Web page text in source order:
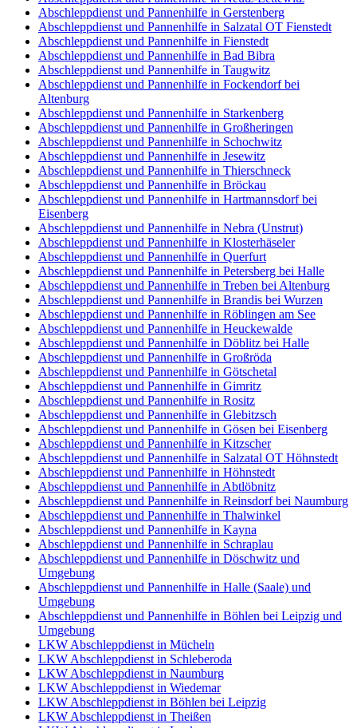
Abschleppdienst und Pannenhilfe in Gerstenberg
Abschleppdienst und Pannenhilfe in Salzatal OT Fienstedt
Abschleppdienst und Pannenhilfe in Fienstedt
Abschleppdienst und Pannenhilfe in Bad Bibra
Abschleppdienst und Pannenhilfe in Taugwitz
Abschleppdienst und Pannenhilfe in Fockendorf bei
Altenburg
Abschleppdienst und Pannenhilfe in Starkenberg
Abschleppdienst und Pannenhilfe in Großheringen
Abschleppdienst und Pannenhilfe in Schochwitz
Abschleppdienst und Pannenhilfe in Jesewitz
Abschleppdienst und Pannenhilfe in Thierschneck
Abschleppdienst und Pannenhilfe in Bröckau
Abschleppdienst und Pannenhilfe in Hartmannsdorf bei
Eisenberg
Abschleppdienst und Pannenhilfe in Nebra (Unstrut)
Abschleppdienst und Pannenhilfe in Klosterhäseler
Abschleppdienst und Pannenhilfe in Querfurt
Abschleppdienst und Pannenhilfe in Petersberg bei Halle
Abschleppdienst und Pannenhilfe in Treben bei Altenburg
Abschleppdienst und Pannenhilfe in Brandis bei Wurzen
Abschleppdienst und Pannenhilfe in Röblingen am See
Abschleppdienst und Pannenhilfe in Heuckewalde
Abschleppdienst und Pannenhilfe in Döblitz bei Halle
Abschleppdienst und Pannenhilfe in Großröda
Abschleppdienst und Pannenhilfe in Götschetal
Abschleppdienst und Pannenhilfe in Gimritz
Abschleppdienst und Pannenhilfe in Rositz
Abschleppdienst und Pannenhilfe in Glebitzsch
Abschleppdienst und Pannenhilfe in Gösen bei Eisenberg
Abschleppdienst und Pannenhilfe in Kitzscher
Abschleppdienst und Pannenhilfe in Salzatal OT Höhnstedt
Abschleppdienst und Pannenhilfe in Höhnstedt
Abschleppdienst und Pannenhilfe in Abtlöbnitz
Abschleppdienst und Pannenhilfe in Reinsdorf bei Naumburg
Abschleppdienst und Pannenhilfe in Thalwinkel
Abschleppdienst und Pannenhilfe in Kayna
Abschleppdienst und Pannenhilfe in Schraplau
Abschleppdienst und Pannenhilfe in Döschwitz und
Umgebung
Abschleppdienst und Pannenhilfe in Halle (Saale) und
Umgebung
Abschleppdienst und Pannenhilfe in Böhlen bei Leipzig und
Umgebung
LKW Abschleppdienst in Mücheln
LKW Abschleppdienst in Schleberoda
LKW Abschleppdienst in Naumburg
LKW Abschleppdienst in Wiedemar
LKW Abschleppdienst in Böhlen bei Leipzig
LKW Abschleppdienst in Theißen